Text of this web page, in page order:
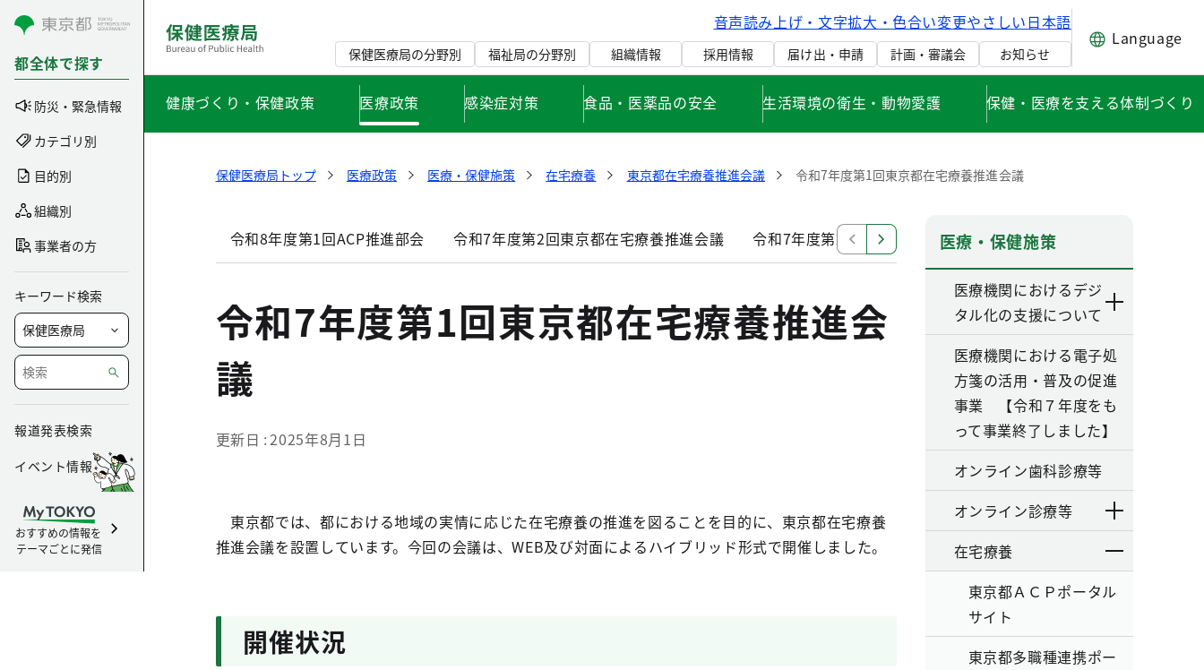
コンテンツにスキップ
都全体で探す
防災・緊急情報
カテゴリ別
目的別
組織別
事業者の方
キーワード検索
報道発表検索
イベント情報
おすすめの情報を
テーマごとに発信
音声読み上げ・文字拡大・色合い変更やさしい日本語
保健医療局の分野別 福祉局の分野別 組織情報 採用情報 届け出・申請 計画・審議会 お知らせ
Language
健康づくり・保健政策 医療政策 感染症対策 食品・医薬品の安全 生活環境の衛生・動物愛護 保健・医療を支える体制づくり
保健医療局トップ 医療政策 医療・保健施策 在宅療養 東京都在宅療養推進会議 令和7年度第1回東京都在宅療養推進会議
令和8年度第1回ACP推進部会 令和7年度第2回東京都在宅療養推進会議 令和7年度第2回ACP推進部会 令和7年度第1回ACP推進部会
令和7年度第1回東京都在宅療養推進会
議
更新日 2025年8月1日
東京都では、都における地域の実情に応じた在宅療養の推進を図ることを目的に、東京都在宅療養
推進会議を設置しています。今回の会議は、WEB及び対面によるハイブリッド形式で開催しました。
開催状況
医療・保健施策
医療機関におけるデジ
タル化の支援について
医療機関における電子処
方箋の活用・普及の促進
事業 【令和７年度をも
って事業終了しました】
オンライン歯科診療等
オンライン診療等
在宅療養
東京都ＡＣＰポータル
サイト
東京都多職種連携ポー